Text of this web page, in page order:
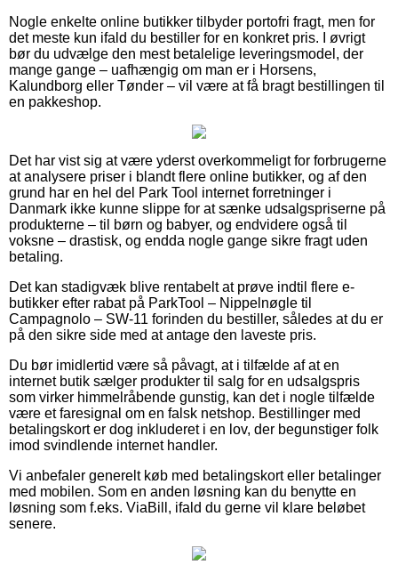
Nogle enkelte online butikker tilbyder portofri fragt, men for
det meste kun ifald du bestiller for en konkret pris. I øvrigt
bør du udvælge den mest betalelige leveringsmodel, der
mange gange – uafhængig om man er i Horsens,
Kalundborg eller Tønder – vil være at få bragt bestillingen til
en pakkeshop.
Det har vist sig at være yderst overkommeligt for forbrugerne
at analysere priser i blandt flere online butikker, og af den
grund har en hel del Park Tool internet forretninger i
Danmark ikke kunne slippe for at sænke udsalgspriserne på
produkterne – til børn og babyer, og endvidere også til
voksne – drastisk, og endda nogle gange sikre fragt uden
betaling.
Det kan stadigvæk blive rentabelt at prøve indtil flere e-
butikker efter rabat på ParkTool – Nippelnøgle til
Campagnolo – SW-11 forinden du bestiller, således at du er
på den sikre side med at antage den laveste pris.
Du bør imidlertid være så påvagt, at i tilfælde af at en
internet butik sælger produkter til salg for en udsalgspris
som virker himmelråbende gunstig, kan det i nogle tilfælde
være et faresignal om en falsk netshop. Bestillinger med
betalingskort er dog inkluderet i en lov, der begunstiger folk
imod svindlende internet handler.
Vi anbefaler generelt køb med betalingskort eller betalinger
med mobilen. Som en anden løsning kan du benytte en
løsning som f.eks. ViaBill, ifald du gerne vil klare beløbet
senere.